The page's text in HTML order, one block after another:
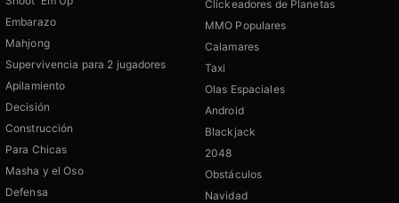
Embarazo
Mahjong
Supervivencia para 2 jugadores
Apilamiento
Decisión
Construcción
Para Chicas
Masha y el Oso
Defensa
Clickeadores de Planetas
MMO Populares
Calamares
Taxi
Olas Espaciales
Android
Blackjack
2048
Obstáculos
Navidad